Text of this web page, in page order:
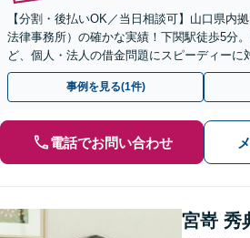
【分割・後払いOK／当日相談可】山口県内
法律事務所）の確かな実績！下関駅徒歩5分
ど、個人・法人の借金問題にスピーディーに
活再建を手厚くサポートいたします。
事例を見る(1件)
電話でお問い合わせ
宮嵜 秀